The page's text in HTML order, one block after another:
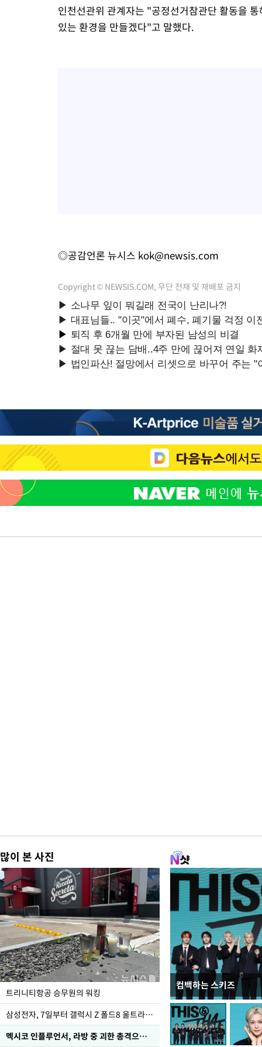
인천선관위 관계자는 "공정선거참관단 활동을
있는 환경을 만들겠다"고 말했다.
◎공감언론 뉴시스 kok@newsis.com
Copyright © NEWSIS.COM, 무단 전재 및 재배포 금지
많이 본 사진
트리니티항공 승무원의 워킹
삼성전자, 7일부터 갤럭시 Z 폴드8 울트라·폴드8·플립8 출시
멕시코 인플루언서, 라방 중 괴한 총격으로 사망
컴백하는 스키즈
입추 하루 앞둔 전남
폭염